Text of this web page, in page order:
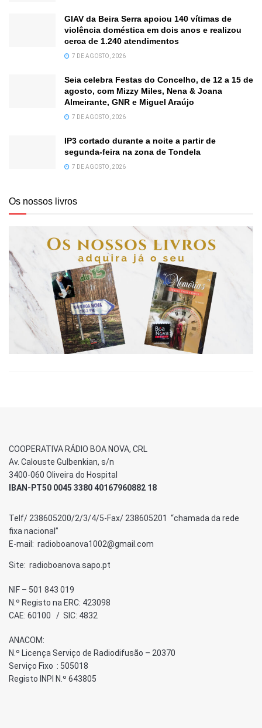
GIAV da Beira Serra apoiou 140 vítimas de
violência doméstica em dois anos e realizou
cerca de 1.240 atendimentos
7 DE AGOSTO, 2026
Seia celebra Festas do Concelho, de 12 a 15 de
agosto, com Mizzy Miles, Nena & Joana
Almeirante, GNR e Miguel Araújo
7 DE AGOSTO, 2026
IP3 cortado durante a noite a partir de
segunda-feira na zona de Tondela
7 DE AGOSTO, 2026
Os nossos livros
COOPERATIVA RÁDIO BOA NOVA, CRL
Av. Calouste Gulbenkian, s/n
3400-060 Oliveira do Hospital
IBAN-PT50 0045 3380 40167960882 18
Telf/ 238605200/2/3/4/5-Fax/ 238605201 “chamada da rede
fixa nacional”
E-mail: radioboanova1002@gmail.com
Site: radioboanova.sapo.pt
NIF – 501 843 019
N.º Registo na ERC: 423098
CAE: 60100 / SIC: 4832
ANACOM:
N.º Licença Serviço de Radiodifusão – 20370
Serviço Fixo : 505018
Registo INPI N.º 643805